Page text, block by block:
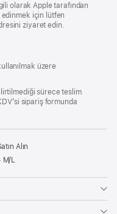
olarak Apple tarafından
edinmek için lütfen
ziyaret edin.
üzere
sürece teslim
sipariş formunda
Alın
M/L